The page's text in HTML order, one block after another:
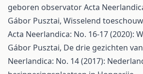
geboren observatorActa
Gábor Pusztai, Wisselend
Acta Neerlandica: No. 16-17 (2020):
Gábor Pusztai, De drie gezichten
Neerlandica: No. 14 (2017):